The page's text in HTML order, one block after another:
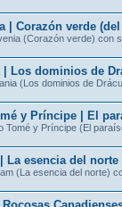
| Corazón verde
(Corazón verde) con
| Los dominios de
(Los dominios de
y Príncipe | El
Tomé y Príncipe (El
La esencia del
(La esencia del norte)